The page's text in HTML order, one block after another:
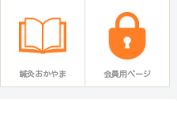
鍼灸おかやま 会員用ページ